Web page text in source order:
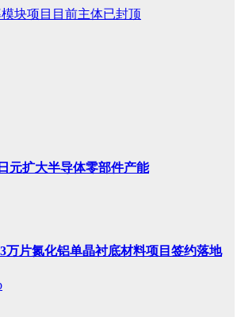
块项目目前主体已封顶
元扩大半导体零部件产能
万片氮化铝单晶衬底材料项目签约落地